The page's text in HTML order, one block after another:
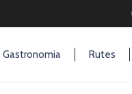
Gastronomia Rutes